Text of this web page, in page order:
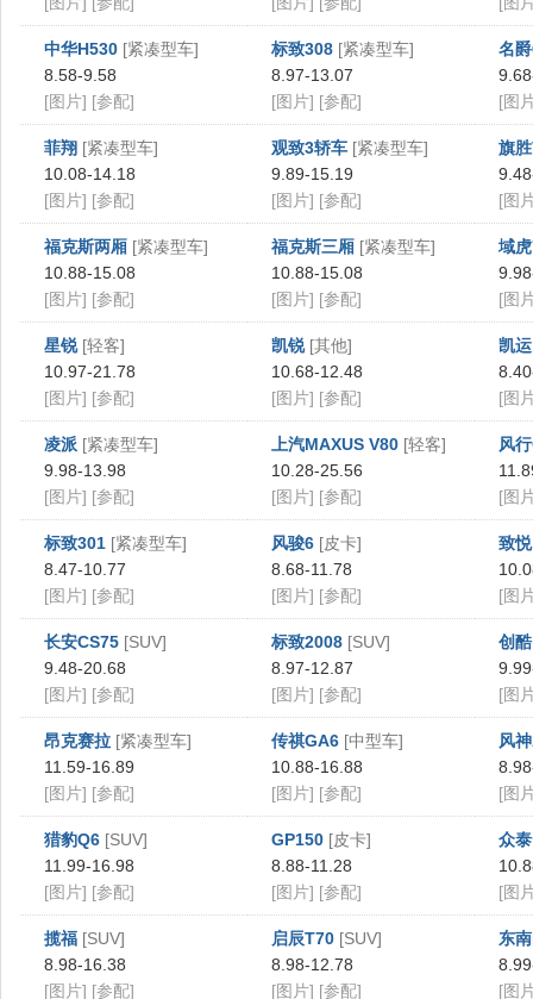
中华H530 [紧凑型车]
8.58-9.58
[图片] [参配]
标致308 [紧凑型车]
8.97-13.07
[图片] [参配]
名
[图
菲翔 [紧凑型车]
10.08-14.18
[图片] [参配]
观致3轿车 [紧凑型车]
9.89-15.19
[图片] [参配]
旗
[图
福克斯两厢 [紧凑型车]
10.88-15.08
[图片] [参配]
福克斯三厢 [紧凑型车]
10.88-15.08
[图片] [参配]
域
[图
星锐 [轻客]
10.97-21.78
[图片] [参配]
凯锐 [其他]
10.68-12.48
[图片] [参配]
凯运
[图
凌派 [紧凑型车]
9.98-13.98
[图片] [参配]
上汽MAXUS V80 [轻客]
10.28-25.56
[图片] [参配]
风
[图
标致301 [紧凑型车]
8.47-10.77
[图片] [参配]
风骏6 [皮卡]
8.68-11.78
[图片] [参配]
致悦
[图
长安CS75 [SUV]
9.48-20.68
[图片] [参配]
标致2008 [SUV]
8.97-12.87
[图片] [参配]
创酷
[图
昂克赛拉 [紧凑型车]
11.59-16.89
[图片] [参配]
传祺GA6 [中型车]
10.88-16.88
[图片] [参配]
风
[图
猎豹Q6 [SUV]
11.99-16.98
[图片] [参配]
GP150 [皮卡]
8.88-11.28
[图片] [参配]
众
[图
揽福 [SUV]
8.98-16.38
[图片] [参配]
启辰T70 [SUV]
8.98-12.78
[图片] [参配]
东
[图